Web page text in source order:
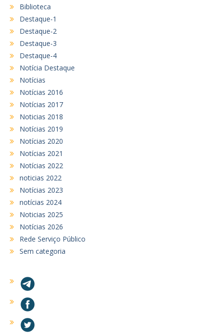
Biblioteca
Destaque-1
Destaque-2
Destaque-3
Destaque-4
Notícia Destaque
Notícias
Notícias 2016
Notícias 2017
Noticias 2018
Notícias 2019
Notícias 2020
Notícias 2021
Notícias 2022
noticias 2022
Notícias 2023
notícias 2024
Noticias 2025
Notícias 2026
Rede Serviço Público
Sem categoria